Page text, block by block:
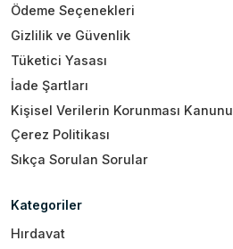
Ödeme Seçenekleri
Gizlilik ve Güvenlik
Tüketici Yasası
İade Şartları
Kişisel Verilerin Korunması Kanunu
Çerez Politikası
Sıkça Sorulan Sorular
Kategoriler
Hırdavat